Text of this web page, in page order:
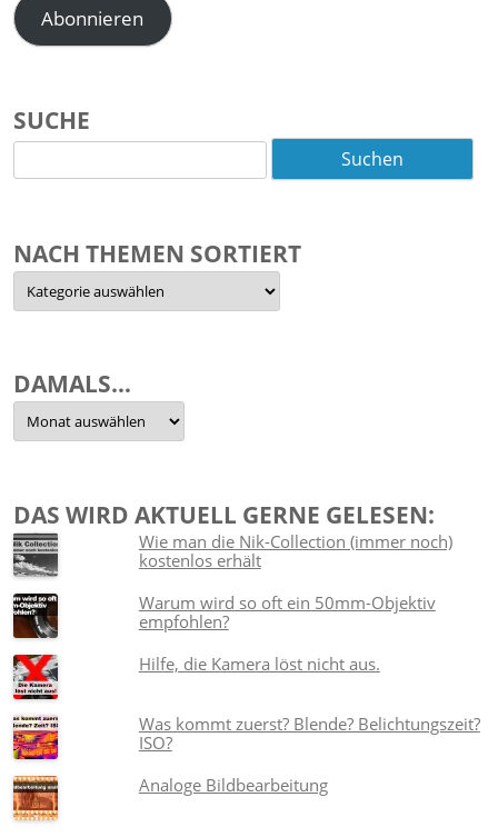
Abonnieren
SUCHE
nach:
NACH THEMEN SORTIERT
Nach
Themen
sortiert
DAMALS…
Damals…
DAS WIRD AKTUELL GERNE GELESEN:
Wie man die Nik-Collection (immer noch)
kostenlos erhält
Warum wird so oft ein 50mm-Objektiv
empfohlen?
Hilfe, die Kamera löst nicht aus.
Was kommt zuerst? Blende? Belichtungszeit?
ISO?
Analoge Bildbearbeitung